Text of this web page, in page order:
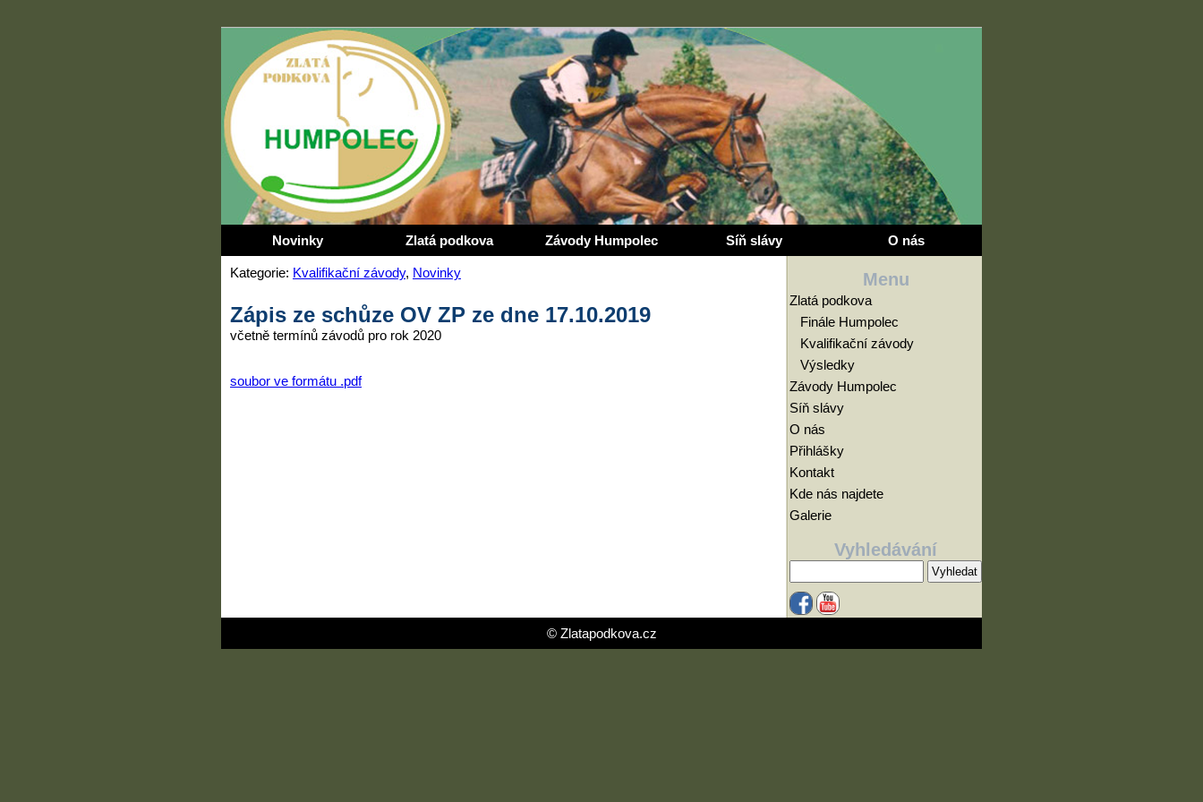
Novinky Zlatá podkova Závody Humpolec Síň slávy O nás
Kategorie: Kvalifikační závody, Novinky
Zápis ze schůze OV ZP ze dne 17.10.2019
včetně termínů závodů pro rok 2020
soubor ve formátu .pdf
Menu
Zlatá podkova
Finále Humpolec
Kvalifikační závody
Výsledky
Závody Humpolec
Síň slávy
O nás
Přihlášky
Kontakt
Kde nás najdete
Galerie
Vyhledávání
© Zlatapodkova.cz